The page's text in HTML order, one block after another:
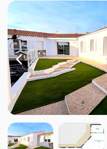
Notre agence
Outils
Estimation
Nos services
Contact